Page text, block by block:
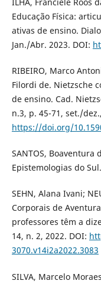
ILHA, Franciele Roos
Educação Física:
ativas de ensino.
Jan./Abr. 2023. DOI:
RIBEIRO, Marco
Filordi de. Nietzsche
de ensino. Cad.
n.3, p. 45-71, set./
https://doi.org/
SANTOS, Boaventura
Epistemologias do
SEHN, Alana Ivani;
Corporais de
professores têm a
14, n. 2, 2022. DOI:
3070.v14i2a2022.3083
SILVA, Marcelo